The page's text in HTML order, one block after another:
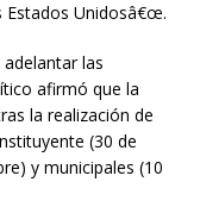
Estados Unidosâ€œ.
las
afirmó que la
la realización de
(30 de
y municipales (10